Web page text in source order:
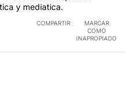
y mediatica.
COMPARTIR
MARCAR
COMO
INAPROPIADO